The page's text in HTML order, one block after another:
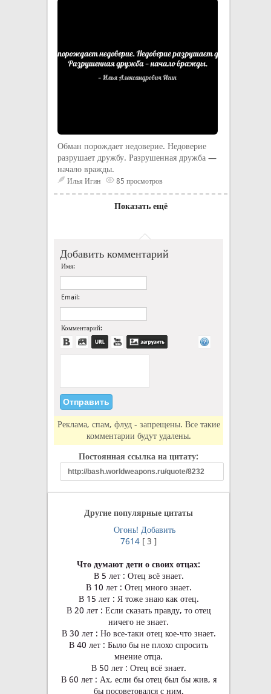
Обман порождает недоверие. Недоверие
разрушает дружбу. Разрушенная дружба —
начало вражды.
Илья Игин 85 просмотров
Показать ещё
Добавить комментарий
Имя:
Email:
Комментарий:
Реклама, спам, флуд - запрещены. Все такие
комментарии будут удалены.
Постоянная ссылка на цитату:
Другие популярные цитаты
Огонь! Добавить
7614 [ 3 ]
Что думают дети о своих отцах:
В 5 лет : Отец всё знает.
В 10 лет : Отец много знает.
В 15 лет : Я тоже знаю как отец.
В 20 лет : Если сказать правду, то отец
ничего не знает.
В 30 лет : Но все-таки отец кое-что знает.
В 40 лет : Было бы не плохо спросить
мнение отца.
В 50 лет : Отец всё знает.
В 60 лет : Ах, если бы отец был бы жив, я
бы посоветовался с ним.